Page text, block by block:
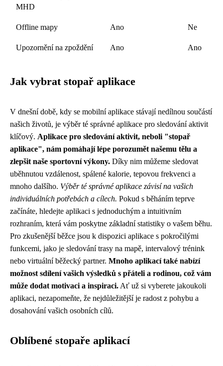
MHD
Offline mapy Ano Ne
Upozornění na zpoždění Ano Ano
Jak vybrat stopař aplikace
V dnešní době, kdy se mobilní aplikace stávají nedílnou součástí
našich životů, je výběr té správné aplikace pro sledování aktivit
klíčový. Aplikace pro sledování aktivit, neboli "stopař
aplikace", nám pomáhají lépe porozumět našemu tělu a
zlepšit naše sportovní výkony. Díky nim můžeme sledovat
uběhnutou vzdálenost, spálené kalorie, tepovou frekvenci a
mnoho dalšího. Výběr té správné aplikace závisí na vašich
individuálních potřebách a cílech. Pokud s běháním teprve
začínáte, hledejte aplikaci s jednoduchým a intuitivním
rozhraním, která vám poskytne základní statistiky o vašem běhu.
Pro zkušenější běžce jsou k dispozici aplikace s pokročilými
funkcemi, jako je sledování trasy na mapě, intervalový trénink
nebo virtuální běžecký partner. Mnoho aplikací také nabízí
možnost sdílení vašich výsledků s přáteli a rodinou, což vám
může dodat motivaci a inspiraci. Ať už si vyberete jakoukoli
aplikaci, nezapomeňte, že nejdůležitější je radost z pohybu a
dosahování vašich osobních cílů.
Oblíbené stopaře aplikací